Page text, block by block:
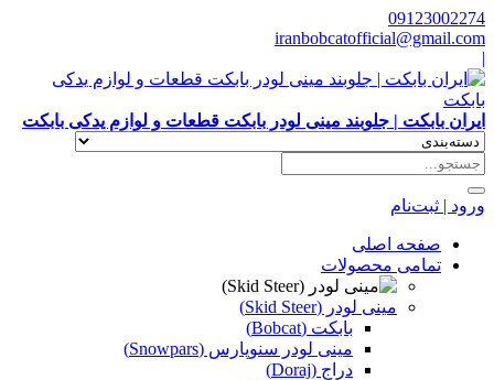
09123002274
iranbobcatofficial@gmail.com
|
ایران بابکت | جلوبند مینی لودر بابکت قطعات و لوازم یدکی بابکت
ورود | ثبت‌نام
صفحه اصلی
تمامی محصولات
مینی لودر (Skid Steer)
بابکت (Bobcat)
مینی لودر سنوپارس (Snowpars)
دراج (Doraj)